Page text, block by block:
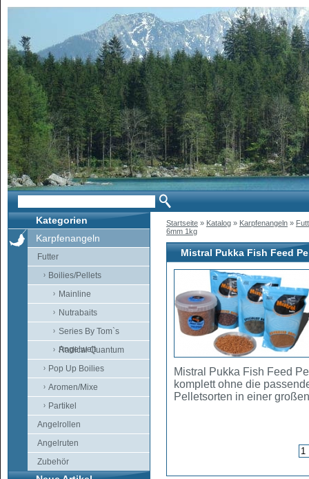
Kategorien
Karpfenangeln
Futter
Boilies/Pellets
Mainline
Nutrabaits
Series By Tom`s
Angelwelt
Radical Quantum
Pop Up Boilies
Aromen/Mixe
Partikel
Angelrollen
Angelruten
Zubehör
Startseite » Katalog » Karpfenangeln »
6mm 1kg
Mistral Pukka Fish Feed
Mistral Pukka Fish Feed
komplett ohne die
Pelletsorten in einer